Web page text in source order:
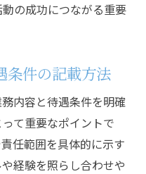
の成功につながる重要
条件の記載方法
内容と待遇条件を明確
て重要なポイントで
任範囲を具体的に示す
経験を照らし合わせや